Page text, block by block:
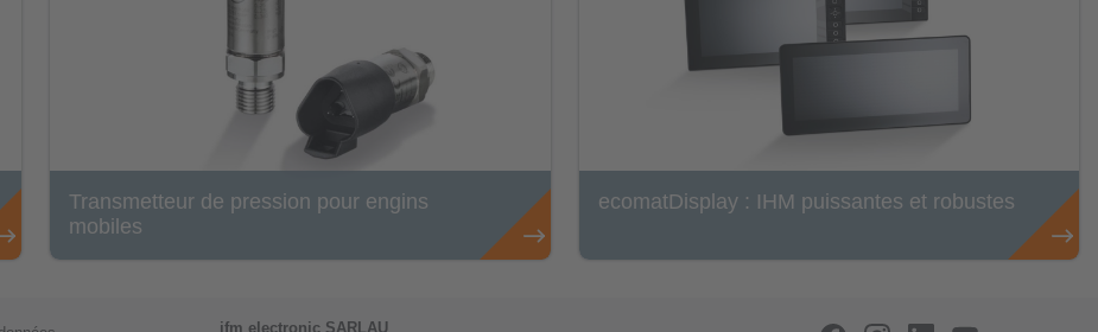
Transmetteur de pression pour engins
mobiles
ecomatDisplay : IHM puissantes et robustes
ifm electronic SARLAU